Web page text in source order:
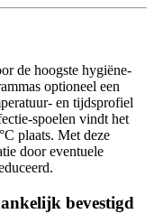
de hoogste hygiëne-
optioneel een
en tijdsprofiel
spoelen vindt het
plaats. Met deze
door eventuele
bevestigd